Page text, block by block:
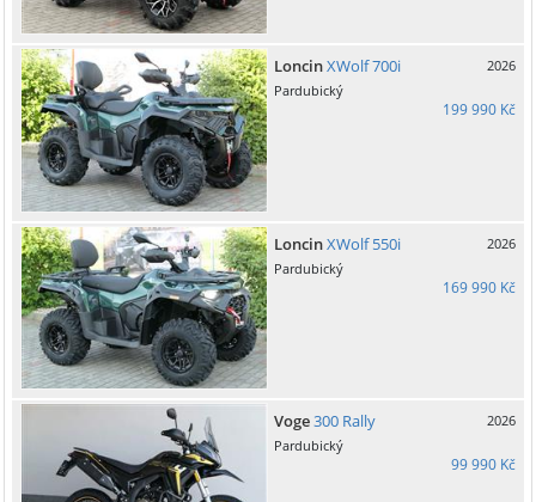
LoncinXWolf 700i
2026
Pardubický
199 990 Kč
LoncinXWolf 550i
2026
Pardubický
169 990 Kč
Voge300 Rally
2026
Pardubický
99 990 Kč